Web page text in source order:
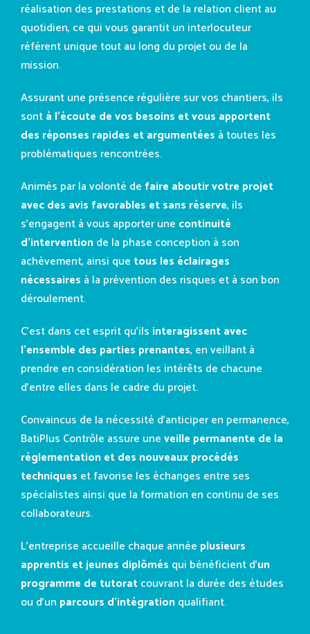
Agence Paris
réalisation des prestations et de la relation client au
quotidien, ce qui vous garantit un interlocuteur
référent unique tout au long du projet ou de la
mission.
Assurant une présence régulière sur vos chantiers, ils
sontà l’écoute de vos besoins et vous apportent
des réponses rapides et argumentées à toutes les
problématiques rencontrées.
Animés par la volonté de faire aboutir votre projet
avec des avis favorables et sans réserve, ils
s’engagent à vous apporter une continuité
d’interventionde la phase conception à son
achèvement, ainsi que tous les éclairages
nécessaires à la prévention des risques et à son bon
déroulement.
C’est dans cet esprit qu’ils interagissent avec
l’ensemble des parties prenantes, en veillant à
prendre en considération les intérêts de chacune
d’entre elles dans le cadre du projet.
Convaincus de la nécessité d’anticiper en permanence,
BatiPlus Contrôle assure uneveille permanente de la
réglementation et des nouveaux procédés
techniques et favorise les échanges entre ses
spécialistes ainsi que la formation en continu de ses
collaborateurs.
L’entreprise accueille chaque année plusieurs
apprentis et jeunes diplômés qui bénéficient d’un
programme de tutoratcouvrant la durée des études
ou d’un parcours d’intégrationqualifiant.